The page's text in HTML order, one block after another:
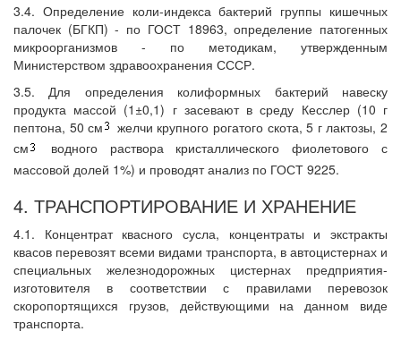
3.4. Определение коли-индекса бактерий группы кишечных
палочек (БГКП) - по ГОСТ 18963, определение патогенных
микроорганизмов - по методикам, утвержденным
Министерством здравоохранения СССР.
3.5. Для определения колиформных бактерий навеску
продукта массой (1±0,1) г засевают в среду Кесслер (10 г
пептона, 50 см
желчи крупного рогатого скота, 5 г лактозы, 2
см
водного раствора кристаллического фиолетового с
массовой долей 1%) и проводят анализ по ГОСТ 9225.
4. ТРАНСПОРТИРОВАНИЕ И ХРАНЕНИЕ
4.1. Концентрат квасного сусла, концентраты и экстракты
квасов перевозят всеми видами транспорта, в автоцистернах и
специальных железнодорожных цистернах предприятия-
изготовителя в соответствии с правилами перевозок
скоропортящихся грузов, действующими на данном виде
транспорта.